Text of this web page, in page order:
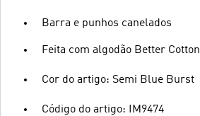
Barra e punhos canelados
Feita com algodão Better Cotton
Cor do artigo: Semi Blue Burst
Código do artigo: IM9474